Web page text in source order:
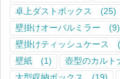
卓上ダストボックス
(25)
壁掛けオーバルミラー
(9)
壁掛けティッシュケース
壁紙
(1) 壺型のカルト
大型収納ボックス
(19)